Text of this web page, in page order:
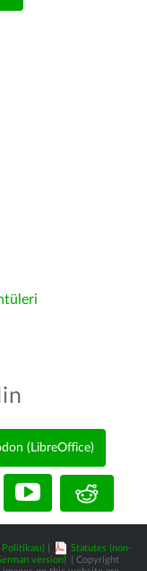
(LibreOffice)
Statutes (non-
version)
| Copyright